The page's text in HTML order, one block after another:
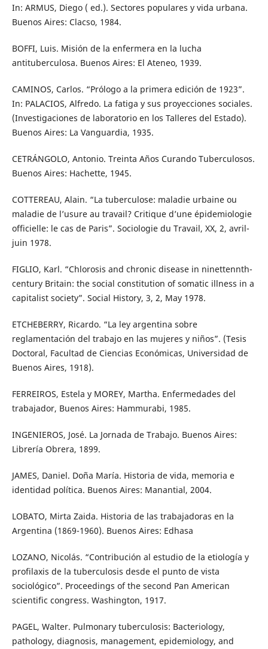
In: ARMUS, Diego ( ed.). Sectores populares y vida urbana.
Buenos Aires: Clacso, 1984.
BOFFI, Luis. Misión de la enfermera en la lucha
antituberculosa. Buenos Aires: El Ateneo, 1939.
CAMINOS, Carlos. “Prólogo a la primera edición de 1923”.
In: PALACIOS, Alfredo. La fatiga y sus proyecciones sociales.
(Investigaciones de laboratorio en los Talleres del Estado).
Buenos Aires: La Vanguardia, 1935.
CETRÁNGOLO, Antonio. Treinta Años Curando Tuberculosos.
Buenos Aires: Hachette, 1945.
COTTEREAU, Alain. “La tuberculose: maladie urbaine ou
maladie de l’usure au travail? Critique d’une épidemiologie
officielle: le cas de Paris”. Sociologie du Travail, XX, 2, avril-
juin 1978.
FIGLIO, Karl. “Chlorosis and chronic disease in ninettennth-
century Britain: the social constitution of somatic illness in a
capitalist society”. Social History, 3, 2, May 1978.
ETCHEBERRY, Ricardo. “La ley argentina sobre
reglamentación del trabajo en las mujeres y niños”. (Tesis
Doctoral, Facultad de Ciencias Económicas, Universidad de
Buenos Aires, 1918).
FERREIROS, Estela y MOREY, Martha. Enfermedades del
trabajador, Buenos Aires: Hammurabi, 1985.
INGENIEROS, José. La Jornada de Trabajo. Buenos Aires:
Librería Obrera, 1899.
JAMES, Daniel. Doña María. Historia de vida, memoria e
identidad política. Buenos Aires: Manantial, 2004.
LOBATO, Mirta Zaida. Historia de las trabajadoras en la
Argentina (1869-1960). Buenos Aires: Edhasa
LOZANO, Nicolás. “Contribución al estudio de la etiología y
profilaxis de la tuberculosis desde el punto de vista
sociológico”. Proceedings of the second Pan American
scientific congress. Washington, 1917.
PAGEL, Walter. Pulmonary tuberculosis: Bacteriology,
pathology, diagnosis, management, epidemiology, and